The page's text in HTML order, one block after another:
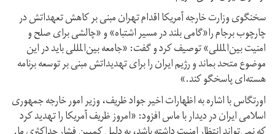
سخنگوی وزارت خارجه آمریکا اقدام تهران مبنی بر کاهش تعهداتش در
چارچوب برجام را«گامی بلند در مسیر اشتباه» و «چالشی برای صلح و
امنیت بین‌المللی» توصیف کرد و گفت: «جامعه بین‌المللی باید در این
موضوع متحد بماند و رژیم ایران را برای تهدیداتش مبنی بر توسعه برنامه
هسته‌ای پاسخگو کند.»
اورتگاس با اشاره به اظهارات اخیر جواد ظریف، وزیر امور خارجه جمهوری
اسلامی ایران در دیدار با ماس افزود: «امروز ظریف آمریکا را تهدید کرد